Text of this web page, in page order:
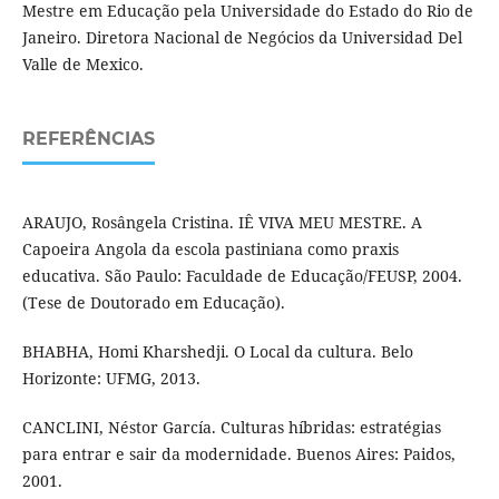
Mestre em Educação pela Universidade do Estado do Rio de
Janeiro. Diretora Nacional de Negócios da Universidad Del
Valle de Mexico.
REFERÊNCIAS
ARAUJO, Rosângela Cristina. IÊ VIVA MEU MESTRE. A
Capoeira Angola da escola pastiniana como praxis
educativa. São Paulo: Faculdade de Educação/FEUSP, 2004.
(Tese de Doutorado em Educação).
BHABHA, Homi Kharshedji. O Local da cultura. Belo
Horizonte: UFMG, 2013.
CANCLINI, Néstor García. Culturas híbridas: estratégias
para entrar e sair da modernidade. Buenos Aires: Paidos,
2001.